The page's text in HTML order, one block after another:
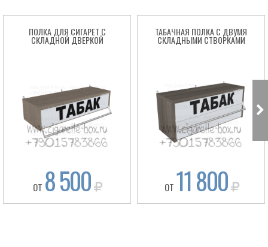
ПОЛКА ДЛЯ СИГАРЕТ С
СКЛАДНОЙ ДВЕРКОЙ
ОТ 8 500
ТАБАЧНАЯ ПОЛКА С ДВУМЯ
СКЛАДНЫМИ СТВОРКАМИ
ОТ 11 800